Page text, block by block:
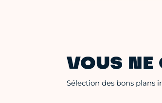
VOUS NE
Sélection des bons plans